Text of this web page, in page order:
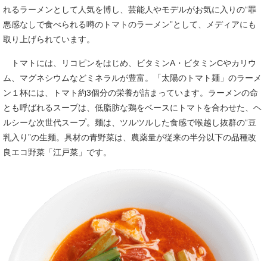
れるラーメンとして人気を博し、芸能人やモデルがお気に入りの“罪
悪感なしで食べられる噂のトマトのラーメン”として、メディアにも
取り上げられています。
トマトには、リコピンをはじめ、ビタミンA・ビタミンCやカリウ
ム、マグネシウムなどミネラルが豊富。「太陽のトマト麺」のラーメ
ン１杯には、トマト約3個分の栄養が詰まっています。ラーメンの命
とも呼ばれるスープは、低脂肪な鶏をベースにトマトを合わせた、ヘ
ルシーな次世代スープ。麺は、ツルツルした食感で喉越し抜群の“豆
乳入り”の生麺。具材の青野菜は、農薬量が従来の半分以下の品種改
良エコ野菜「江戸菜」です。